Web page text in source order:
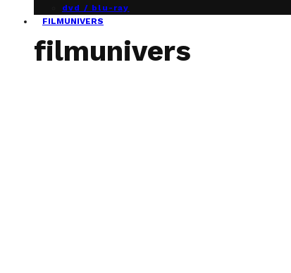
dvd / blu-ray
FILMUNIVERS
filmunivers